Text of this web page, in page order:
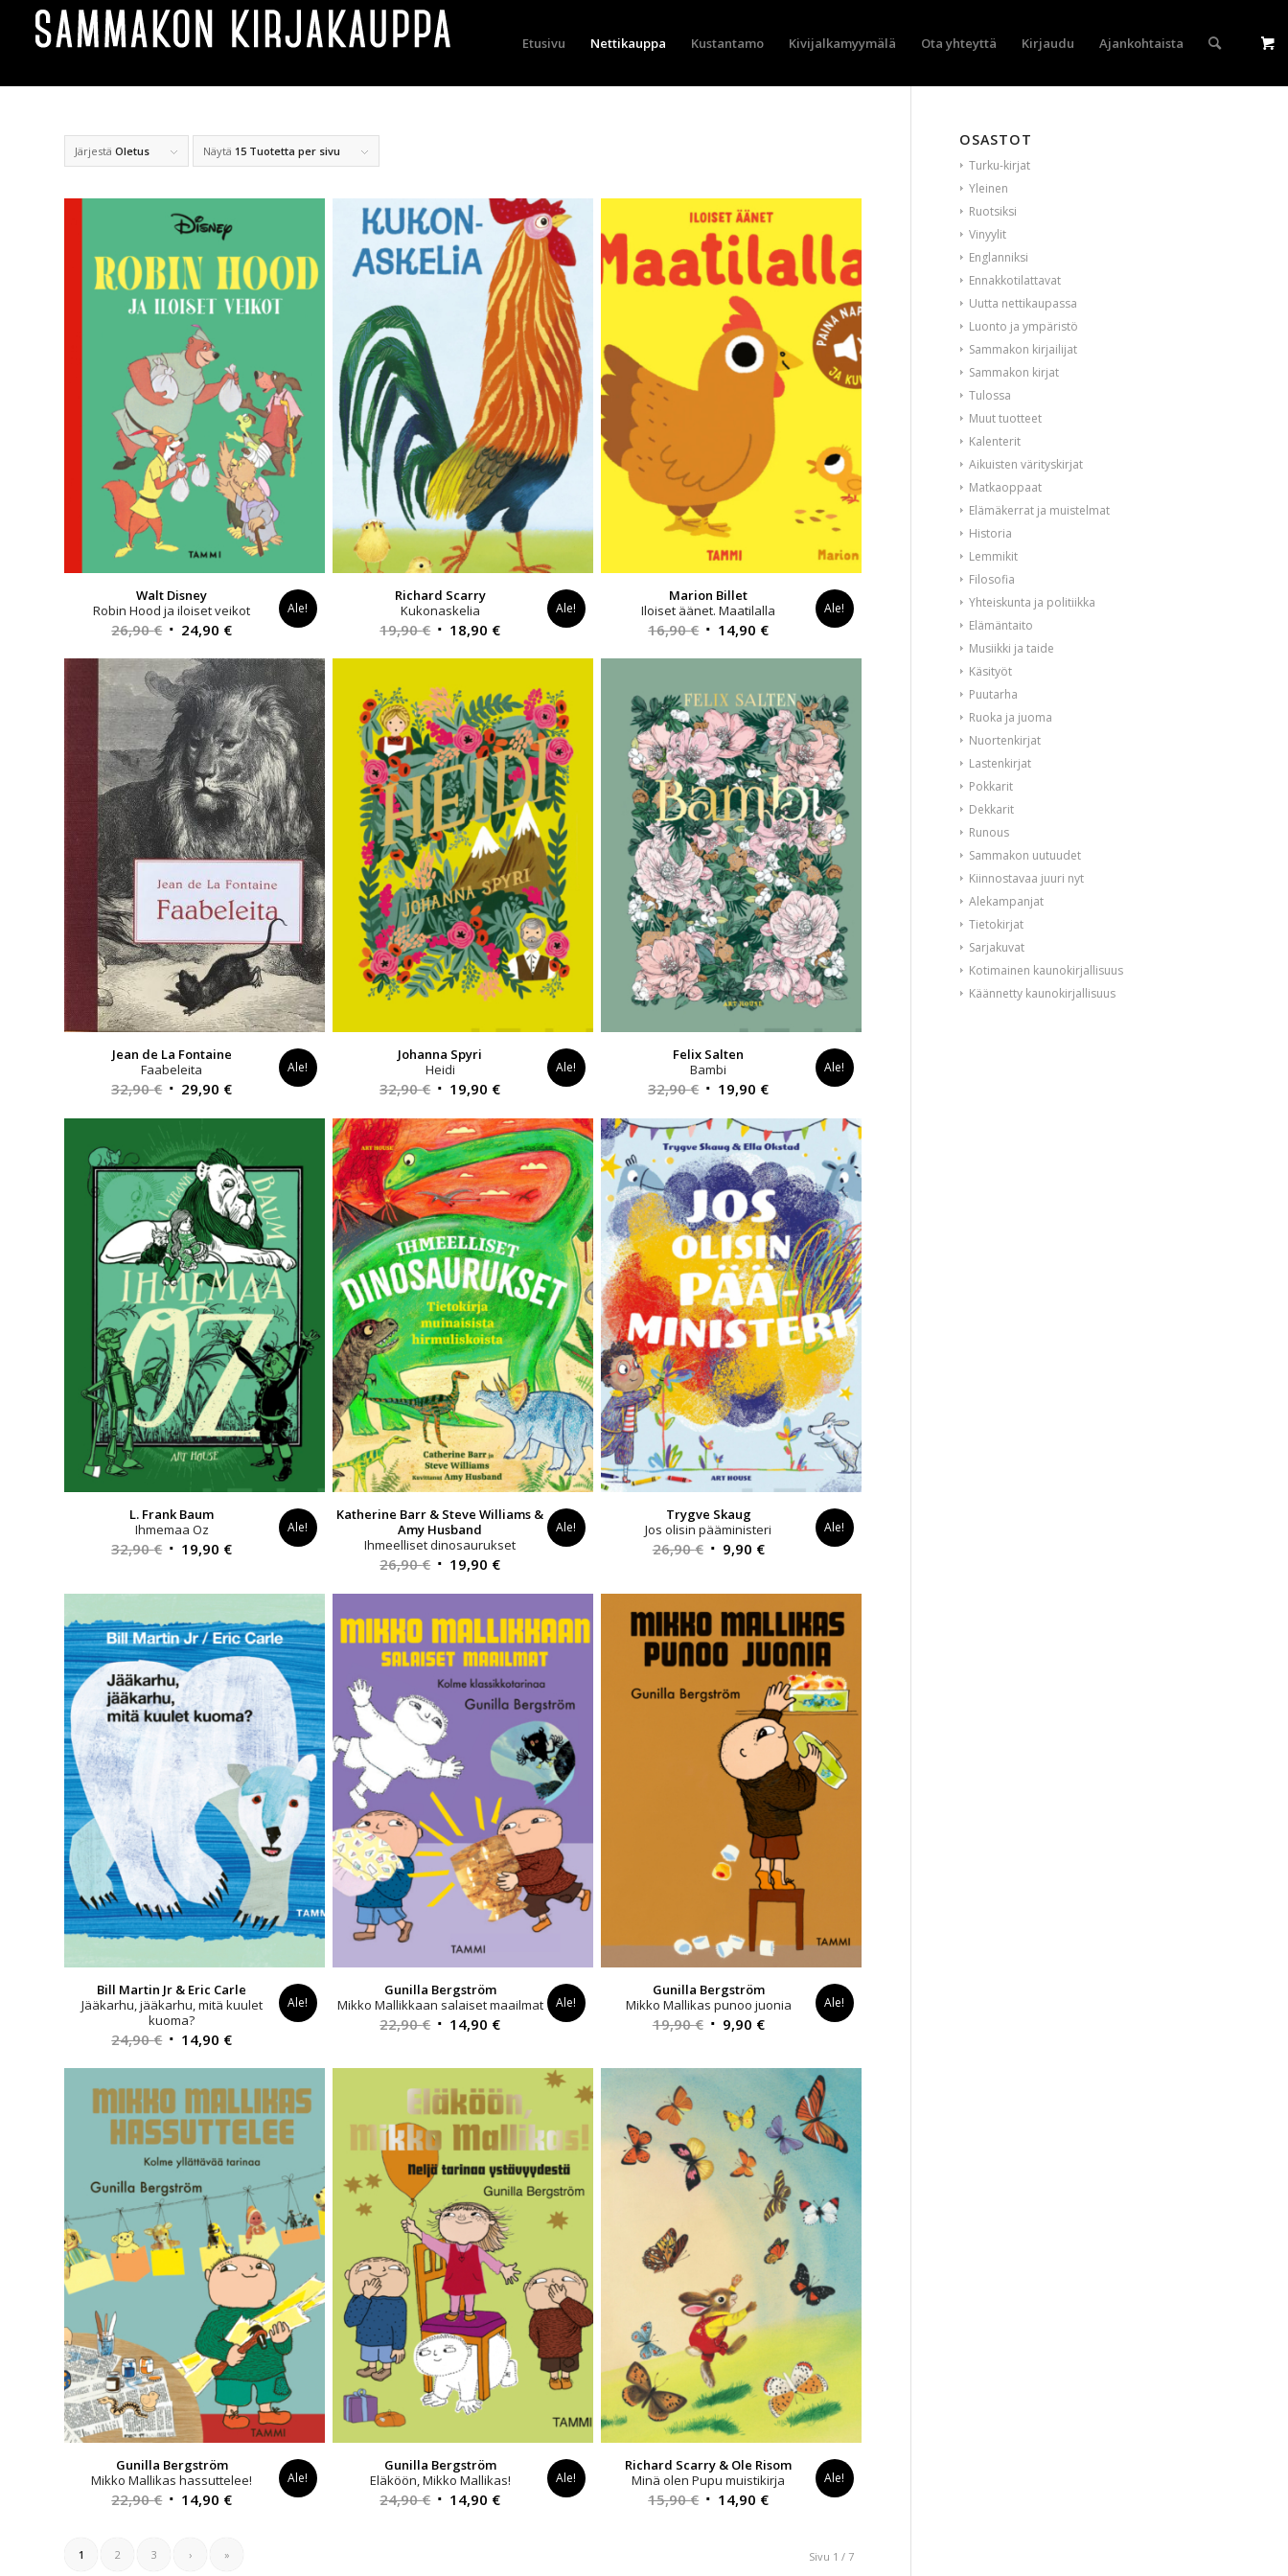
Etusivu Nettikauppa Kustantamo Kivijalkamyymälä Ota yhteyttä Kirjaudu Ajankohtaista
Järjestä Oletus Näytä 15 Tuotetta per sivu
Walt Disney
Robin Hood ja iloiset veikot
26,90€ Alkuperäinen
oli:
26,90 €.
24,90 €Nykyinen
on:
24,90 €.
Ale!
Richard Scarry
Kukonaskelia
19,90€ Alkuperäinen
19,90 €.
18,90 €Nykyinen
18,90 €.
Ale!
Marion Billet
Iloiset äänet. Maatilalla
16,90€ Alkuperäinen
16,90 €.
14,90 €Nykyinen
14,90 €.
Ale!
Jean de La Fontaine
Faabeleita
32,90€ Alkuperäinen
32,90 €.
29,90 €Nykyinen
29,90 €.
Ale!
Johanna Spyri
Heidi
32,90€ Alkuperäinen
oli:
32,90 €.
19,90 €Nykyinen
on:
19,90 €.
Ale!
Felix Salten
Bambi
32,90€ Alkuperäinen
oli:
32,90 €.
19,90 €Nykyinen
on:
19,90 €.
Ale!
L. Frank Baum
Ihmemaa Oz
32,90€ Alkuperäinen
oli:
32,90 €.
19,90 €Nykyinen
on:
19,90 €.
Ale!
Katherine Barr & Steve Williams &
Amy Husband
Ihmeelliset dinosaurukset
26,90€ Alkuperäinen
26,90 €.
19,90 €Nykyinen
19,90 €.
Ale!
Trygve Skaug
Jos olisin pääministeri
26,90€ Alkuperäinen
oli:
26,90 €.
9,90 €Nykyinen
on:
9,90 €.
Ale!
Bill Martin Jr & Eric Carle
Jääkarhu, jääkarhu, mitä kuulet
kuoma?
24,90€ Alkuperäinen
oli:
24,90 €.
14,90 €Nykyinen
on:
14,90 €.
Ale!
Gunilla Bergström
Mikko Mallikkaan salaiset maailmat
22,90€ Alkuperäinen
oli:
22,90 €.
14,90 €Nykyinen
on:
14,90 €.
Ale!
Gunilla Bergström
Mikko Mallikas punoo juonia
19,90€ Alkuperäinen
oli:
9,90 €Nykyinen
on:
9,90 €.
Ale!
Gunilla Bergström
Mikko Mallikas hassuttelee!
22,90€ Alkuperäinen
14,90 €Nykyinen
Ale!
Gunilla Bergström
Eläköön, Mikko Mallikas!
24,90€ Alkuperäinen
14,90 €Nykyinen
Ale!
Richard Scarry & Ole Risom
Minä olen Pupu muistikirja
15,90€ Alkuperäinen
14,90 €Nykyinen
14,90 €.
Ale!
Sivu 1 / 7
1 2 3 › »
OSASTOT
Turku-kirjat
Yleinen
Ruotsiksi
Vinyylit
Englanniksi
Ennakkotilattavat
Uutta nettikaupassa
Luonto ja ympäristö
Sammakon kirjailijat
Sammakon kirjat
Tulossa
Muut tuotteet
Kalenterit
Aikuisten värityskirjat
Matkaoppaat
Elämäkerrat ja muistelmat
Historia
Lemmikit
Filosofia
Yhteiskunta ja politiikka
Elämäntaito
Musiikki ja taide
Käsityöt
Puutarha
Ruoka ja juoma
Nuortenkirjat
Lastenkirjat
Pokkarit
Dekkarit
Runous
Sammakon uutuudet
Kiinnostavaa juuri nyt
Alekampanjat
Tietokirjat
Sarjakuvat
Kotimainen kaunokirjallisuus
Käännetty kaunokirjallisuus